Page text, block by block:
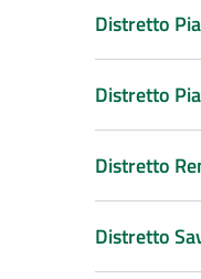
Distretto
Distretto
Distretto
Distretto